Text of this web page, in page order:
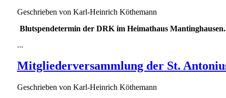
Geschrieben von Karl-Heinrich Köthemann
Blutspendetermin der DRK im Heimathaus
...
Mitgliederversammlung der St.
Geschrieben von Karl-Heinrich Köthemann